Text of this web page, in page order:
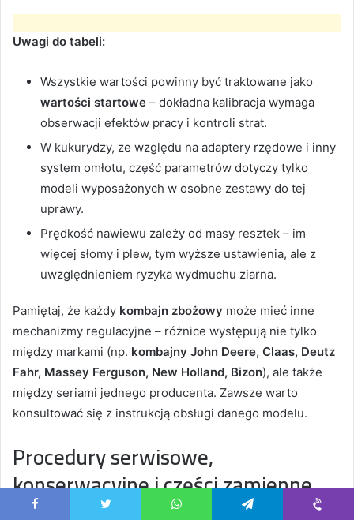
Uwagi do tabeli:
Wszystkie wartości powinny być traktowane jako
wartości startowe – dokładna kalibracja wymaga
obserwacji efektów pracy i kontroli strat.
W kukurydzy, ze względu na adaptery rzędowe i inny
system omłotu, część parametrów dotyczy tylko
modeli wyposażonych w osobne zestawy do tej
uprawy.
Prędkość nawiewu zależy od masy resztek – im
więcej słomy i plew, tym wyższe ustawienia, ale z
uwzględnieniem ryzyka wydmuchu ziarna.
Pamiętaj, że każdy kombajn zbożowy może mieć inne
mechanizmy regulacyjne – różnice występują nie tylko
między markami (np. kombajny John Deere, Claas, Deutz
Fahr, Massey Ferguson, New Holland, Bizon), ale także
między seriami jednego producenta. Zawsze warto
konsultować się z instrukcją obsługi danego modelu.
Procedury serwisowe,
konserwacyjne i części zamienne